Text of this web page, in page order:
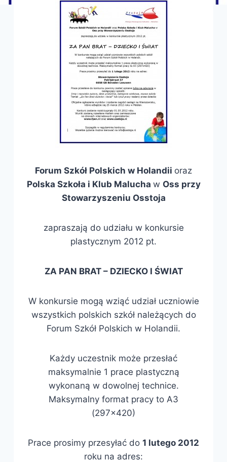
Forum Szkół Polskich w Holandii oraz
Polska Szkoła i Klub Malucha w Oss przy
Stowarzyszeniu Osstoja
zapraszają do udziału w konkursie
plastycznym 2012 pt.
ZA PAN BRAT – DZIECKO I ŚWIAT
W konkursie mogą wziąć udział uczniowie
wszystkich polskich szkół należących do
Forum Szkół Polskich w Holandii.
Każdy uczestnik może przesłać
maksymalnie 1 prace plastyczną
wykonaną w dowolnej technice.
Maksymalny format pracy to A3
(297×420)
Prace prosimy przesyłać do 1 lutego 2012
roku na adres: